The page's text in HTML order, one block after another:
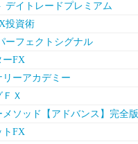
デイトレードプレミアム
投資術
ーフェクトシグナル
ーFX
ーアカデミー
Ｘ
メソッド【アドバンス】完全版
トFX